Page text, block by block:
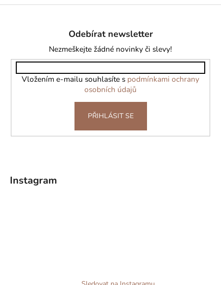
Odebírat newsletter
Nezmeškejte žádné novinky či slevy!
Vložením e-mailu souhlasíte s podmínkami ochrany
osobních údajů
PŘIHLÁSIT SE
Instagram